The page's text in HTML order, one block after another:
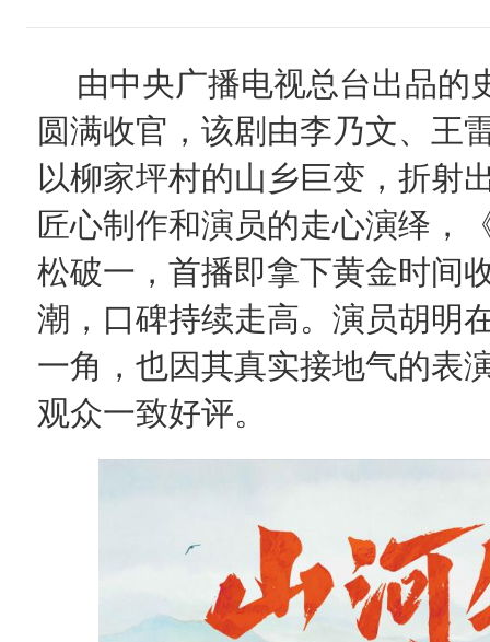
由中央广播电视总台出品的
圆满收官，该剧由李乃文、王
以柳家坪村的山乡巨变，折射
匠心制作和演员的走心演绎，
松破一，首播即拿下黄金时间
潮，口碑持续走高。演员胡明
一角，也因其真实接地气的表
观众一致好评。